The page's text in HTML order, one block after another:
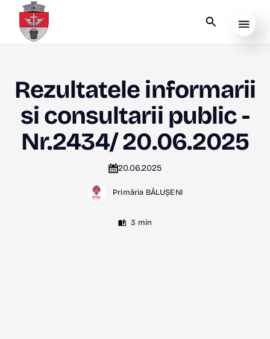
Rezultatele informarii
si consultarii public -
Nr.2434/ 20.06.2025
20.06.2025
Primăria BĂLUȘENI
3 min